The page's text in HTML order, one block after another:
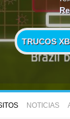
TRUCOS
NOTICIAS